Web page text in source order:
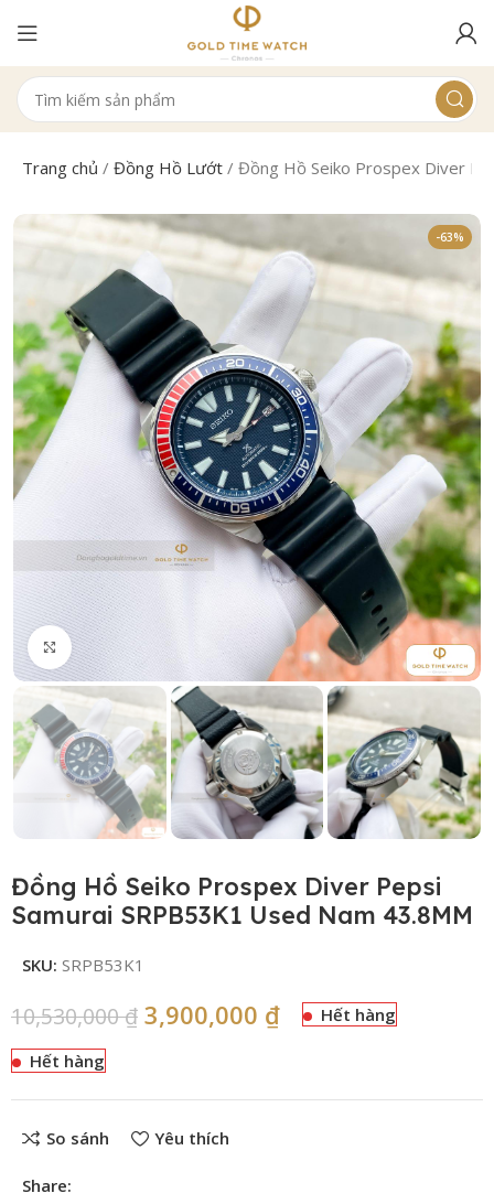
Trang chủ /Đồng Hồ Lướt /Đồng Hồ Seiko Prospex Diver
-63%
Click to enlarge
Đồng Hồ Seiko Prospex Diver Pepsi
Samurai SRPB53K1 Used Nam 43.8MM
SKU:SRPB53K1
10,530,000₫ 3,900,000 ₫ Hết hàng
Hết hàng
So sánh Yêu thích
Share: